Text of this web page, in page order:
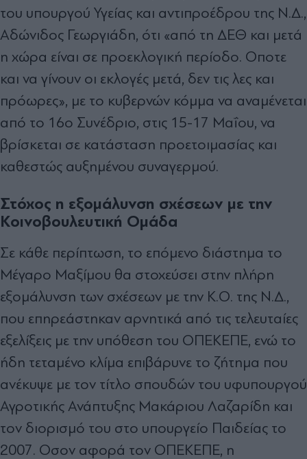
του υπουργού Υγείας και αντιπροέδρου της Ν.∆.,
Αδώνιδος Γεωργιάδη, ότι «από τη ∆ΕΘ και µετά
η χώρα είναι σε προεκλογική περίοδο. Οποτε
και να γίνουν οι εκλογές µετά, δεν τις λες και
πρόωρες», µε το κυβερνών κόµµα να αναµένεται
από το 16ο Συνέδριο, στις 15-17 Μαΐου, να
βρίσκεται σε κατάσταση προετοιµασίας και
καθεστώς αυξηµένου συναγερµού.
Στόχος η εξομάλυνση σχέσεων με την
Κοινοβουλευτική Ομάδα
Σε κάθε περίπτωση, το επόµενο διάστηµα το
Μέγαρο Μαξίµου θα στοχεύσει στην πλήρη
εξοµάλυνση των σχέσεων µε την Κ.Ο. της Ν.∆.,
που επηρεάστηκαν αρνητικά από τις τελευταίες
εξελίξεις µε την υπόθεση του ΟΠΕΚΕΠΕ, ενώ το
ήδη τεταµένο κλίµα επιβάρυνε το ζήτηµα που
ανέκυψε µε τον τίτλο σπουδών του υφυπουργού
Αγροτικής Ανάπτυξης Μακάριου Λαζαρίδη και
τον διορισµό του στο υπουργείο Παιδείας το
2007. Οσον αφορά τον ΟΠΕΚΕΠΕ, η